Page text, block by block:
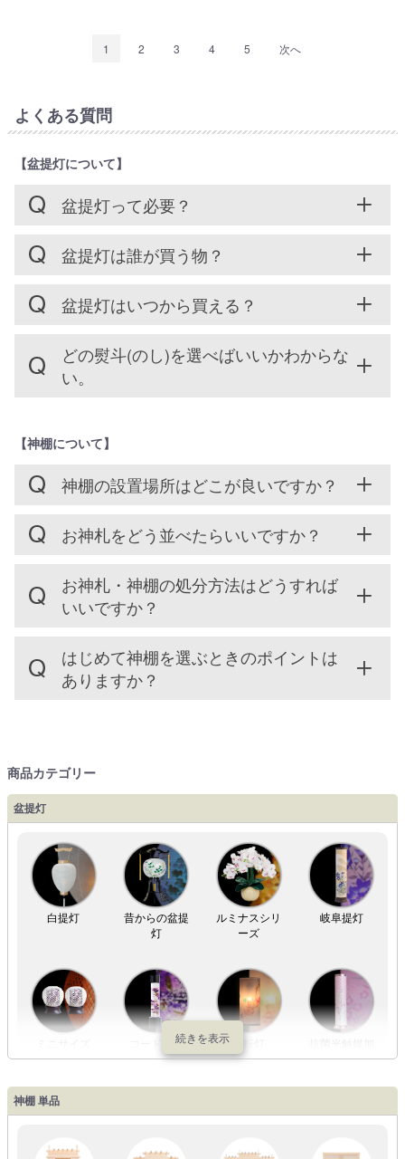
1 2 3 4 5 次へ
よくある質問
【盆提灯について】
盆提灯って必要？
盆提灯は誰が買う物？
盆提灯はいつから買える？
どの熨斗(のし)を選べばいいかわからな
い。
【神棚について】
神棚の設置場所はどこが良いですか？
お神札をどう並べたらいいですか？
お神札・神棚の処分方法はどうすれば
いいですか？
はじめて神棚を選ぶときのポイントは
ありますか？
商品カテゴリー
盆提灯
白提灯
昔からの盆提
灯
ルミナスシリ
ーズ
岐阜提灯
コードレス
工
神棚 単品